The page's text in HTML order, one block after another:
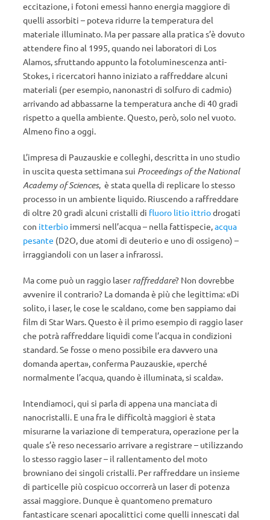
eccitazione, i fotoni emessi hanno energia maggiore di
quelli assorbiti – poteva ridurre la temperatura del
materiale illuminato. Ma per passare alla pratica s’è dovuto
attendere fino al 1995, quando nei laboratori di Los
Alamos, sfruttando appunto la fotoluminescenza anti-
Stokes, i ricercatori hanno iniziato a raffreddare alcuni
materiali (per esempio, nanonastri di solfuro di cadmio)
arrivando ad abbassarne la temperatura anche di 40 gradi
rispetto a quella ambiente. Questo, però, solo nel vuoto.
Almeno fino a oggi.
L’impresa di Pauzauskie e colleghi, descritta in uno studio
in uscita questa settimana sui Proceedings of the National
Academy of Sciences, è stata quella di replicare lo stesso
processo in un ambiente liquido. Riuscendo a raffreddare
di oltre 20 gradi alcuni cristalli di fluoro litio ittriodrogati
con itterbio immersi nell’acqua – nella fattispecie,acqua
pesante (D2O, due atomi di deuterio e uno di ossigeno) –
irraggiandoli con un laser a infrarossi.
Ma come può un raggio laserraffreddare? Non dovrebbe
avvenire il contrario? La domanda è più che legittima: «Di
solito, i laser, le cose le scaldano, come ben sappiamo dai
film di Star Wars. Questo è il primo esempio di raggio laser
che potrà raffreddare liquidi come l’acqua in condizioni
standard. Se fosse o meno possibile era davvero una
domanda aperta», conferma Pauzauskie, «perché
normalmente l’acqua, quando è illuminata, si scalda».
Intendiamoci, qui si parla di appena una manciata di
nanocristalli. E una fra le difficoltà maggiori è stata
misurarne la variazione di temperatura, operazione per la
quale s’è reso necessario arrivare a registrare – utilizzando
lo stesso raggio laser – il rallentamento del moto
browniano dei singoli cristalli. Per raffreddare un insieme
di particelle più cospicuo occorrerà un laser di potenza
assai maggiore. Dunque è quantomeno prematuro
fantasticare scenari apocalittici come quelli innescati dal